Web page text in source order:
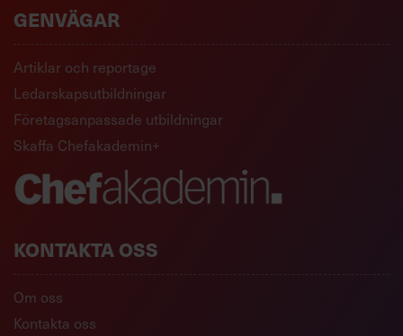
GENVÄGAR
Artiklar och reportage
Ledarskapsutbildningar
Företagsanpassade utbildningar
Skaffa Chefakademin+
KONTAKTA OSS
Om oss
Kontakta oss